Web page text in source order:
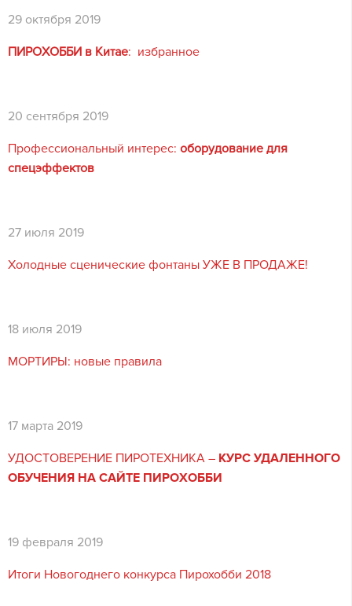
29 октября 2019
ПИРОХОББИ в Китае: избранное
20 сентября 2019
Профессиональный интерес: оборудование для
спецэффектов
27 июля 2019
Холодные сценические фонтаны УЖЕ В ПРОДАЖЕ!
18 июля 2019
МОРТИРЫ: новые правила
17 марта 2019
УДОСТОВЕРЕНИЕ ПИРОТЕХНИКА – КУРС УДАЛЕННОГО
ОБУЧЕНИЯ НА САЙТЕ ПИРОХОББИ
19 февраля 2019
Итоги Новогоднего конкурса Пирохобби 2018